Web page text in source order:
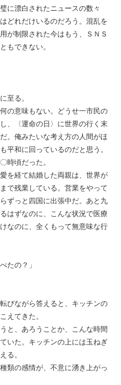
に漂白されたニュースの数々
どれだけいるのだろう。混乱を
が制限された今はもう、ＳＮＳ
もできない。
至る。
の意味もない。どうせ一市民の
、〈運命の日〉に世界の行く末
。俺みたいな考え方の人間がほ
平和に回っているのだと思う。
時頃だった。
を経て結婚した両親は、世界が
で残業している。営業をやって
ずっと四国に出張中だ。あと九
はずなのに、こんな状況で医療
なのに、全くもって無意味な行
たの？」
びながら答えると、キッチンの
えてきた。
と、あろうことか、こんな時間
いた。キッチンの上には玉ねぎ
る。
類の感情が、不意に湧き上がっ